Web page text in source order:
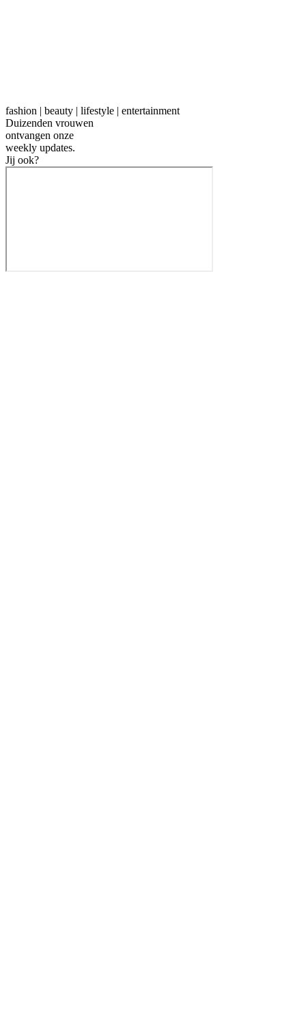
fashion | beauty | lifestyle | entertainment
Duizenden vrouwen
ontvangen onze
weekly updates.
Jij ook?